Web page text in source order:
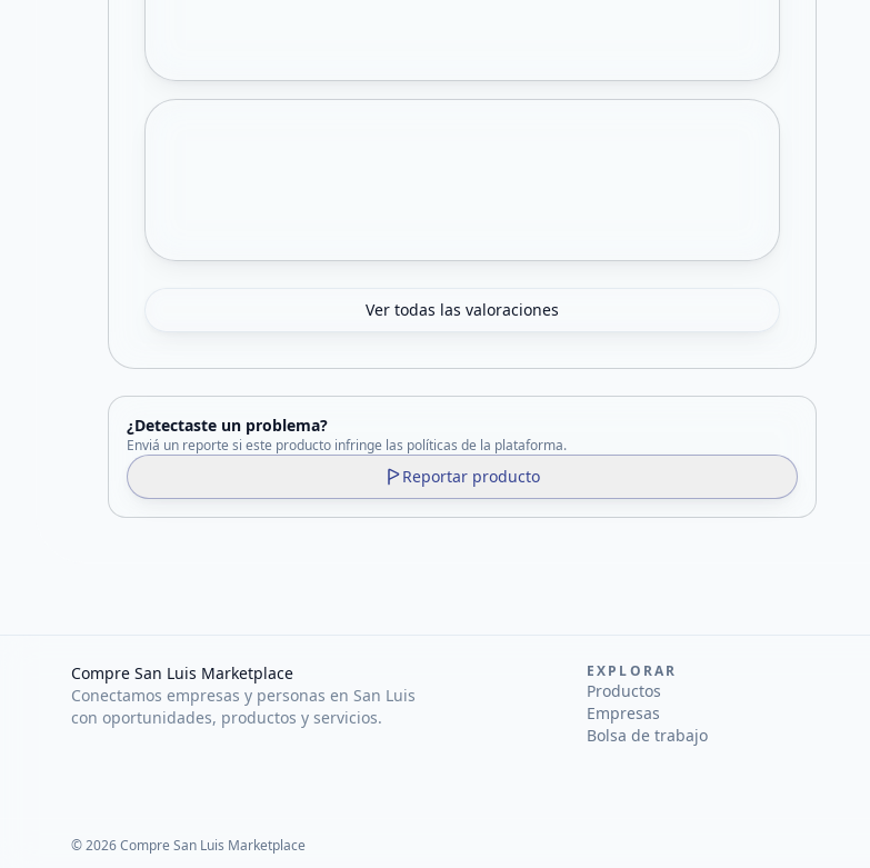
Ver todas las valoraciones
¿Detectaste un problema?
Enviá un reporte si este producto infringe las políticas de la plataforma.
Reportar producto
Compre San Luis Marketplace
Conectamos empresas y personas en San Luis
con oportunidades, productos y servicios.
EXPLORAR
Productos
Empresas
Bolsa de trabajo
©2026Compre San Luis Marketplace